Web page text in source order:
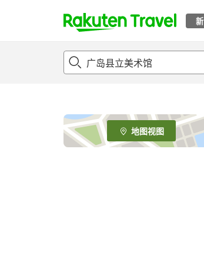
新
t
p
e
_
s
地图视图